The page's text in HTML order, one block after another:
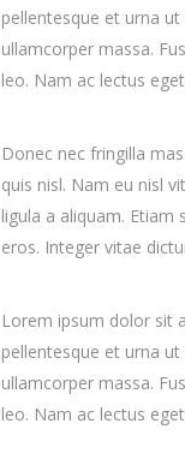
pellentesque et urna
ullamcorper massa.
leo. Nam ac lectus
Donec nec fringilla
quis nisl. Nam eu nisl
ligula a aliquam.
eros. Integer vitae
Lorem ipsum dolor sit
pellentesque et urna
ullamcorper massa.
leo. Nam ac lectus